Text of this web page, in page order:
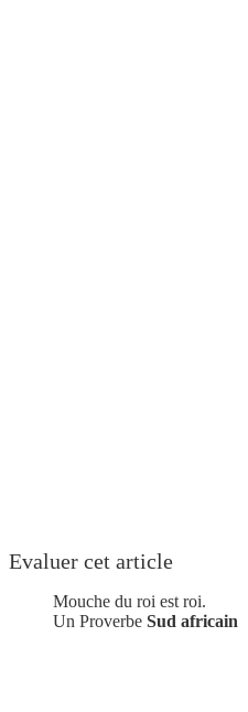
Evaluer cet article
Mouche du roi est roi.
Un Proverbe Sud africain